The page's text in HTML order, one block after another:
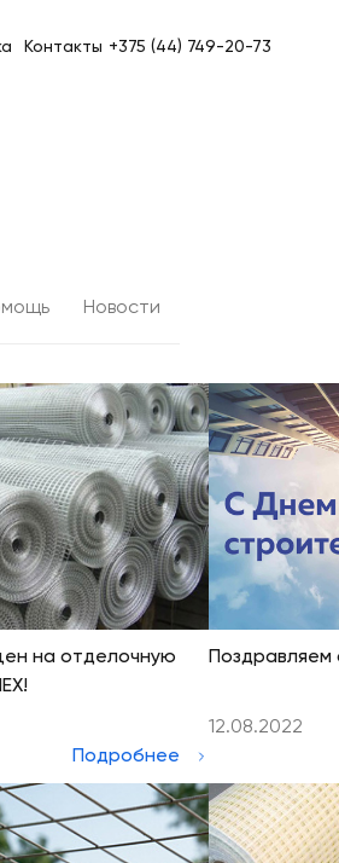
Контакты +375 (44) 749-20-73
Новости
на отделочную
Подробнее
Поздравляем
12.08.2022